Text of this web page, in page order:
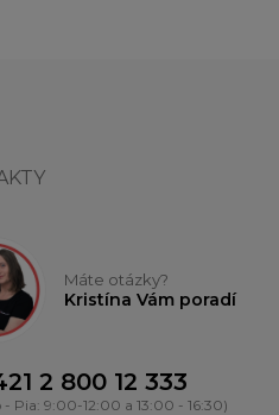
Máte otázky?
Kristína Vám poradí
2 800 12 333
- Pia: 9:00-12:00 a 13:00 - 16:30)